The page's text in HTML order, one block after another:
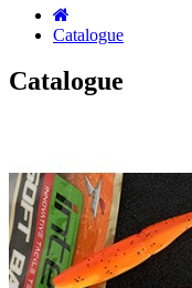
Catalogue
Catalogue